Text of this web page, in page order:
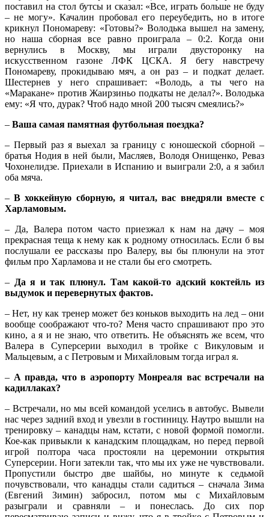
поставил на стол бутсы и сказал: «Все, играть больше не буду
– не могу». Качалин пробовал его переубедить, но в итоге
крикнул Пономареву: «Готовы?» Володька вышел на замену,
но наша сборная все равно проиграла – 0:2. Когда они
вернулись в Москву, мы играли двусторонку на
искусственном газоне ЛФК ЦСКА. Я бегу навстречу
Пономареву, прокидываю мяч, а он раз – и подкат делает.
Шестернев у него спрашивает: «Володь, а ты чего на
«Маракане» против Жаирзиньо подкаты не делал?». Володька
ему: «Я что, дурак? Чтоб надо мной 200 тысяч смеялись?»
– Ваша самая памятная футбольная поездка?
– Первый раз я выехал за границу с юношеской сборной –
братья Нодия в ней были, Масляев, Володя Онищенко, Реваз
Чохонелидзе. Приехали в Испанию и выиграли 2:0, а я забил
оба мяча.
–В хоккейную сборную, я читал, вас внедряли вместе с
Харламовым.
– Да, Валера потом часто приезжал к нам на дачу – моя
прекрасная теща к нему как к родному относилась. Если б вы
послушали ее рассказы про Валеру, вы бы плюнули на этот
фильм про Харламова и не стали бы его смотреть.
– Да я и так плюнул. Там какой-то адский коктейль из
выдумок и перевернутых фактов.
– Нет, ну как тренер может без коньков выходить на лед – они
вообще соображают что-то? Меня часто спрашивают про это
кино, а я и не знаю, что ответить. Не объяснять же всем, что
Валера в Суперсерии выходил в тройке с Викуловым и
Мальцевым, а с Петровым и Михайловым тогда играл я.
– А правда, что в аэропорту Монреаля вас встречали на
кадиллаках?
– Встречали, но мы всей командой уселись в автобус. Вывели
нас через задний вход и увезли в гостиницу. Наутро вышли на
тренировку – канадцы нам, кстати, с новой формой помогли.
Кое-как привыкли к канадским площадкам, но перед первой
игрой полтора часа простояли на церемонии открытия
Суперсерии. Ноги затекли так, что мы их уже не чувствовали.
Пропустили быстро две шайбы, но минуте к седьмой
почувствовали, что канадцы стали садиться – сначала Зима
(Евгений Зимин) забросил, потом мы с Михайловым
разыграли и сравняли – и понеслась. До сих пор